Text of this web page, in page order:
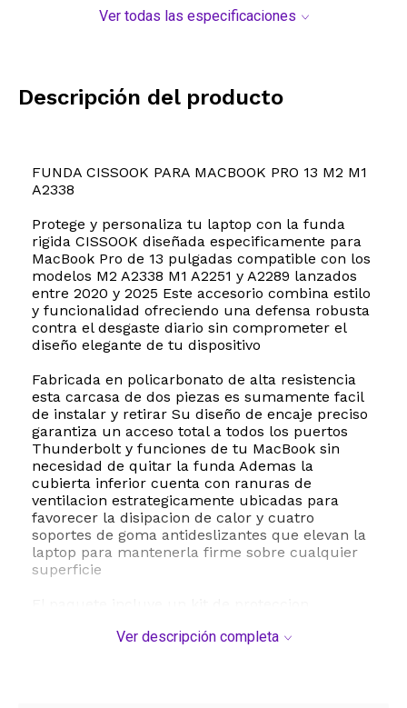
Ver todas las especificaciones
Descripción del producto
FUNDA CISSOOK PARA MACBOOK PRO 13 M2 M1
A2338
Protege y personaliza tu laptop con la funda
rigida CISSOOK diseñada especificamente para
MacBook Pro de 13 pulgadas compatible con los
modelos M2 A2338 M1 A2251 y A2289 lanzados
entre 2020 y 2025 Este accesorio combina estilo
y funcionalidad ofreciendo una defensa robusta
contra el desgaste diario sin comprometer el
diseño elegante de tu dispositivo
Fabricada en policarbonato de alta resistencia
esta carcasa de dos piezas es sumamente facil
de instalar y retirar Su diseño de encaje preciso
garantiza un acceso total a todos los puertos
Thunderbolt y funciones de tu MacBook sin
necesidad de quitar la funda Ademas la
cubierta inferior cuenta con ranuras de
ventilacion estrategicamente ubicadas para
favorecer la disipacion de calor y cuatro
soportes de goma antideslizantes que elevan la
laptop para mantenerla firme sobre cualquier
superficie
protector de teclado con distribucion de teclas
Ver descripción completa